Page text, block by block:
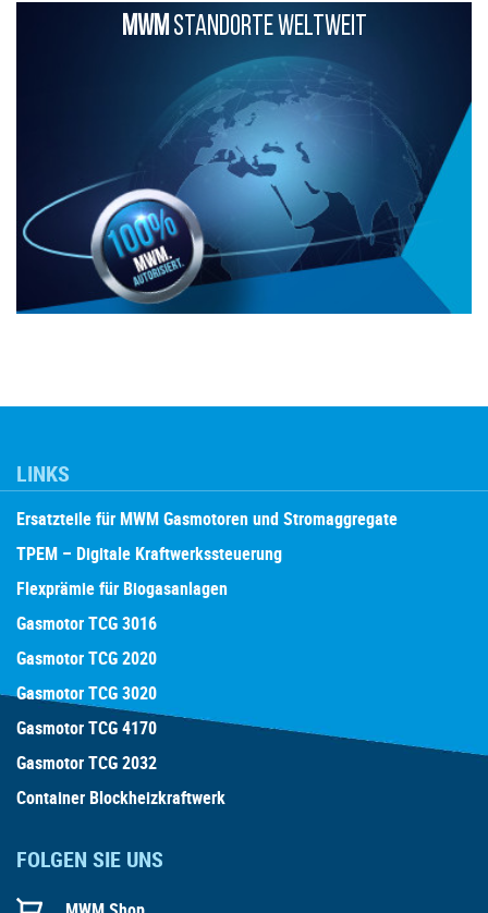
MWMSTANDORTE WELTWEIT
LINKS
Ersatzteile für MWM Gasmotoren und Stromaggregate
TPEM – Digitale Kraftwerkssteuerung
Flexprämie für Biogasanlagen
Gasmotor TCG 3016
Gasmotor TCG 2020
Gasmotor TCG 3020
Gasmotor TCG 4170
Gasmotor TCG 2032
Container Blockheizkraftwerk
FOLGEN SIE UNS